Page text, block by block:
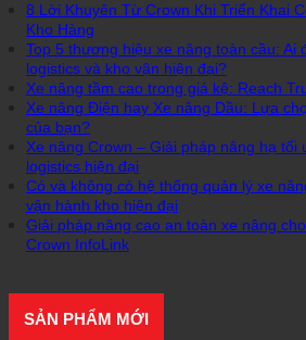
8 Lời Khuyên Từ Crown Khi Triển Khai
Kho Hàng
Top 5 thương hiệu xe nâng toàn cầu: Ai
logistics và kho vận hiện đại?
Xe nâng tầm cao trong giá kệ: Reach
Xe nâng Điện hay Xe nâng Dầu: Lựa
của bạn?
Xe nâng Crown – Giải pháp nâng hạ tối
logistics hiện đại
Có và không có hệ thống quản lý xe
vận hành kho hiện đại
Giải pháp nâng cao an toàn xe nâng
Crown InfoLink
SẢN PHẨM MỚI